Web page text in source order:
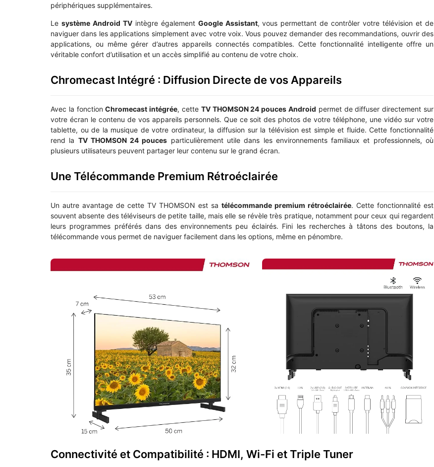
périphériques supplémentaires.
Le système Android TVintègre également Google Assistant, vous permettant de contrôler votre télévision et de
naviguer dans les applications simplement avec votre voix. Vous pouvez demander des recommandations, ouvrir des
applications, ou même gérer d’autres appareils connectés compatibles. Cette fonctionnalité intelligente offre un
véritable confort d’utilisation et un accès simplifié au contenu de votre choix.
Chromecast Intégré : Diffusion Directe de vos Appareils
Avec la fonctionChromecast intégrée, cette TV THOMSON 24 pouces Android permet de diffuser directement sur
votre écran le contenu de vos appareils personnels. Que ce soit des photos de votre téléphone, une vidéo sur votre
tablette, ou de la musique de votre ordinateur, la diffusion sur la télévision est simple et fluide. Cette fonctionnalité
rend la TV THOMSON 24 pouces particulièrement utile dans les environnements familiaux et professionnels, où
plusieurs utilisateurs peuvent partager leur contenu sur le grand écran.
Une Télécommande Premium Rétroéclairée
Un autre avantage de cette TV THOMSON est sa télécommande premium rétroéclairée. Cette fonctionnalité est
souvent absente des téléviseurs de petite taille, mais elle se révèle très pratique, notamment pour ceux qui regardent
leurs programmes préférés dans des environnements peu éclairés. Fini les recherches à tâtons des boutons, la
télécommande vous permet de naviguer facilement dans les options, même en pénombre.
Connectivité et Compatibilité : HDMI, Wi-Fi et Triple Tuner